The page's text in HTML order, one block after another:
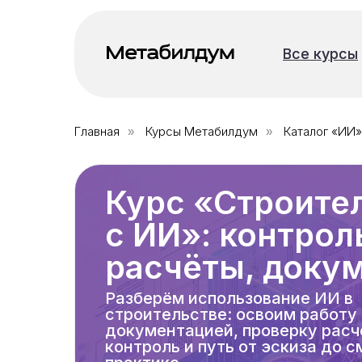
Все курсы
Все курсы
Главная » Курсы Метабилдум » Каталог «ИИ»
Курс
с ИИ»:
расчёты,
Разберём использование ИИ в
строительстве: освоим работу
документацией, проверку
контроль и путь от эскиза до